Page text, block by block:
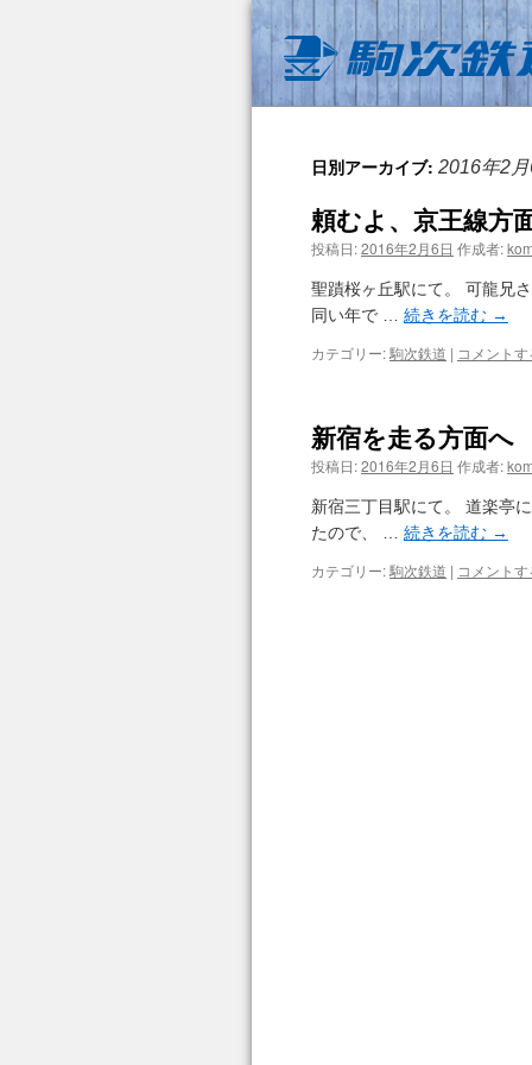
日別アーカイブ: 2016年2
頼むよ、京王線方
投稿日:2016年2月6日 作成者:
聖蹟桜ヶ丘駅にて。 可龍兄
同い年で … 続きを読む →
カテゴリー:駒次鉄道 | コメント
新宿を走る方面へ
投稿日:2016年2月6日 作成者:
新宿三丁目駅にて。 道楽亭
たので、 … 続きを読む →
カテゴリー:駒次鉄道 | コメント